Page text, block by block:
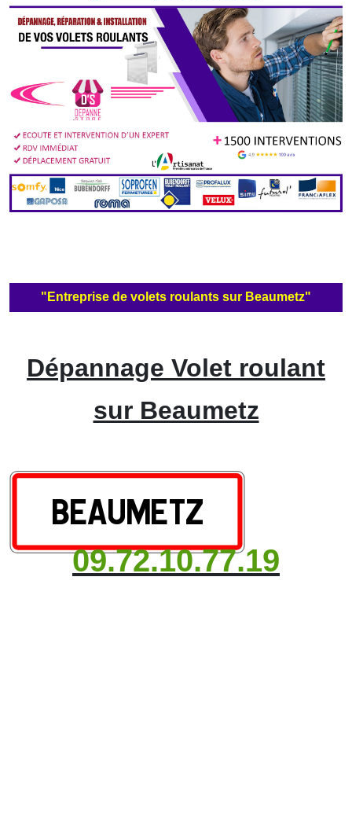
"Entreprise de volets roulants sur Beaumetz"
Dépannage Volet roulant
sur Beaumetz
09.72.10.77.19